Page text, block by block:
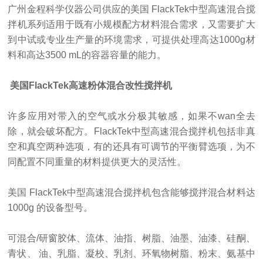
广州金程科学仪器公司供应的美国 FlackTek中型高速混合搅
拌机系列适用于既有小规模配方材料混合需求，又需要扩大
到中试或专业生产量的环境需求，可提供处理高达1000g材
料和高达3500 mL的容器容量的能力。
美国FlackTek高速粉体混合改性搅拌机
许多应用对带入的空气或水分极其敏感，如果不wan全去
除，就会破坏配方。
FlackTek中型高速混合搅拌机包括非真
空和真空两种选项，有的还具有可调节的平衡臂选项，为不
同配置不同重量的材料提供更大的灵活性。
美国 FlackTek中型高速混合搅拌机包含能够搅拌混合材料达
1000g 的设备型号。
可混合/研窗胶体、流体、油指、树脂、油墨、油漆、硅酮、
青状、 油、乳脂、凝校、乳剂、环氧物树脂、粉末、氨基中